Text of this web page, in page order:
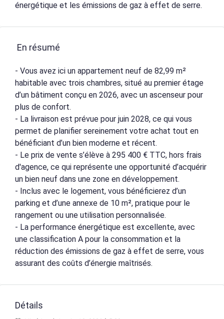
énergétique et les émissions de gaz à effet de serre.
En résumé
- Vous avez ici un appartement neuf de 82,99 m²
habitable avec trois chambres, situé au premier étage
d’un bâtiment conçu en 2026, avec un ascenseur pour
plus de confort.
- La livraison est prévue pour juin 2028, ce qui vous
permet de planifier sereinement votre achat tout en
bénéficiant d’un bien moderne et récent.
- Le prix de vente s’élève à 295 400 € TTC, hors frais
d'agence, ce qui représente une opportunité d’acquérir
un bien neuf dans une zone en développement.
- Inclus avec le logement, vous bénéficierez d’un
parking et d’une annexe de 10 m², pratique pour le
rangement ou une utilisation personnalisée.
- La performance énergétique est excellente, avec
une classification A pour la consommation et la
réduction des émissions de gaz à effet de serre, vous
assurant des coûts d’énergie maîtrisés.
Détails